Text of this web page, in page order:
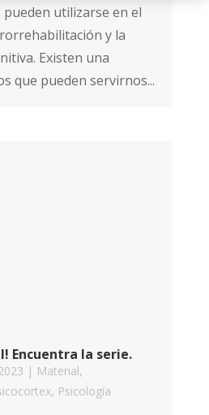
utilizarse en el
y la
Existen una
que pueden servirnos...
Encuentra la serie.
| Material,
, Psicología